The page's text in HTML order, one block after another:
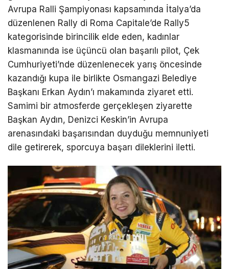
Avrupa Ralli Şampiyonası kapsamında İtalya’da
düzenlenen Rally di Roma Capitale’de Rally5
kategorisinde birincilik elde eden, kadınlar
klasmanında ise üçüncü olan başarılı pilot, Çek
Cumhuriyeti’nde düzenlenecek yarış öncesinde
kazandığı kupa ile birlikte Osmangazi Belediye
Başkanı Erkan Aydın’ı makamında ziyaret etti.
Samimi bir atmosferde gerçekleşen ziyarette
Başkan Aydın, Denizci Keskin’in Avrupa
arenasındaki başarısından duyduğu memnuniyeti
dile getirerek, sporcuya başarı dileklerini iletti.